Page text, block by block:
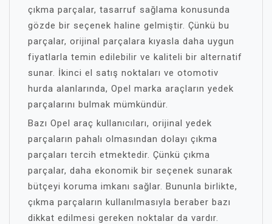
çıkma parçalar, tasarruf sağlama konusunda
gözde bir seçenek haline gelmiştir. Çünkü bu
parçalar, orijinal parçalara kıyasla daha uygun
fiyatlarla temin edilebilir ve kaliteli bir alternatif
sunar. İkinci el satış noktaları ve otomotiv
hurda alanlarında, Opel marka araçların yedek
parçalarını bulmak mümkündür.
Bazı Opel araç kullanıcıları, orijinal yedek
parçaların pahalı olmasından dolayı çıkma
parçaları tercih etmektedir. Çünkü çıkma
parçalar, daha ekonomik bir seçenek sunarak
bütçeyi koruma imkanı sağlar. Bununla birlikte,
çıkma parçaların kullanılmasıyla beraber bazı
dikkat edilmesi gereken noktalar da vardır.